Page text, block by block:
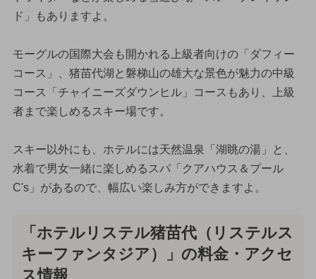
ド」もありますよ。
モーグルの国際大会も開かれる上級者向けの「ダフィー
コース」、猪苗代湖と磐梯山の雄大な景色が魅力の中級
コース「チャイニーズダウンヒル」コースもあり、上級
者まで楽しめるスキー場です。
スキー以外にも、ホテルには天然温泉「湖眺の湯」と、
水着で男女一緒に楽しめるスパ「クアハウス＆プール
C's」があるので、幅広い楽しみ方ができますよ。
「ホテルリステル猪苗代（リステルス
キーファンタジア）」の料金・アクセ
ス情報